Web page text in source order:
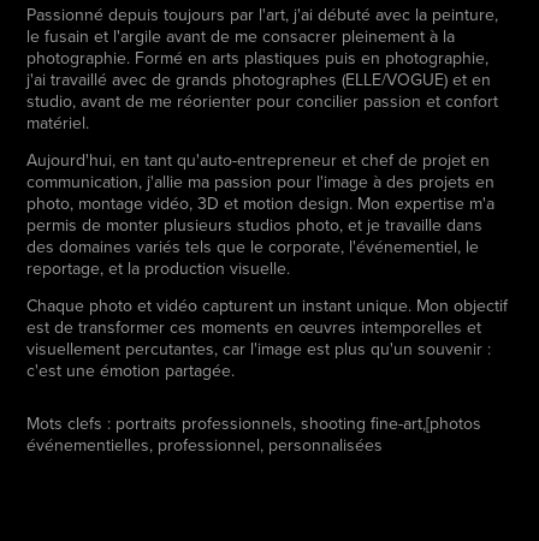
Passionné depuis toujours par l'art, j'ai débuté avec la peinture,
le fusain et l'argile avant de me consacrer pleinement à la
photographie. Formé en arts plastiques puis en photographie,
j'ai travaillé avec de grands photographes (ELLE/VOGUE) et en
studio, avant de me réorienter pour concilier passion et confort
matériel.
Aujourd'hui, en tant qu'auto-entrepreneur et chef de projet en
communication, j'allie ma passion pour l'image à des projets en
photo, montage vidéo, 3D et motion design. Mon expertise m'a
permis de monter plusieurs studios photo, et je travaille dans
des domaines variés tels que le corporate, l'événementiel, le
reportage, et la production visuelle.
Chaque photo et vidéo capturent un instant unique. Mon objectif
est de transformer ces moments en œuvres intemporelles et
visuellement percutantes, car l'image est plus qu'un souvenir :
c'est une émotion partagée.
Mots clefs : portraits professionnels, shooting fine-art,[photos
événementielles, professionnel, personnalisées